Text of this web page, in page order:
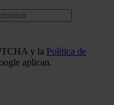
y la Política de
aplican.